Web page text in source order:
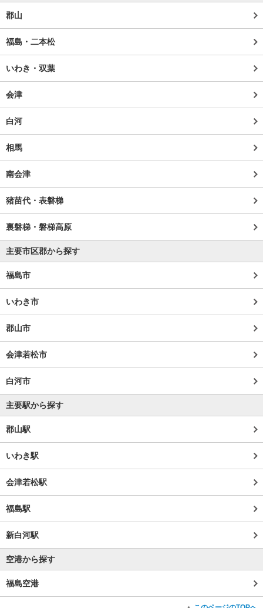
郡山
福島・二本松
いわき・双葉
会津
白河
相馬
南会津
猪苗代・表磐梯
裏磐梯・磐梯高原
主要市区郡から探す
福島市
いわき市
郡山市
会津若松市
白河市
主要駅から探す
郡山駅
いわき駅
会津若松駅
福島駅
新白河駅
空港から探す
福島空港